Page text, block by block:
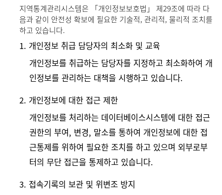
지역통계관리시스템은 「개인정보보호법」 제29조에 따라 다
음과 같이 안전성 확보에 필요한 기술적, 관리적, 물리적 조치를
하고 있습니다.
1. 개인정보 취급 담당자의 최소화 및 교육
개인정보를 취급하는 담당자를 지정하고 최소화하여 개
인정보를 관리하는 대책을 시행하고 있습니다.
2. 개인정보에 대한 접근 제한
개인정보를 처리하는 데이터베이스시스템에 대한 접근
권한의 부여, 변경, 말소를 통하여 개인정보에 대한 접
근통제를 위하여 필요한 조치를 하고 있으며 외부로부
터의 무단 접근을 통제하고 있습니다.
3. 접속기록의 보관 및 위변조 방지